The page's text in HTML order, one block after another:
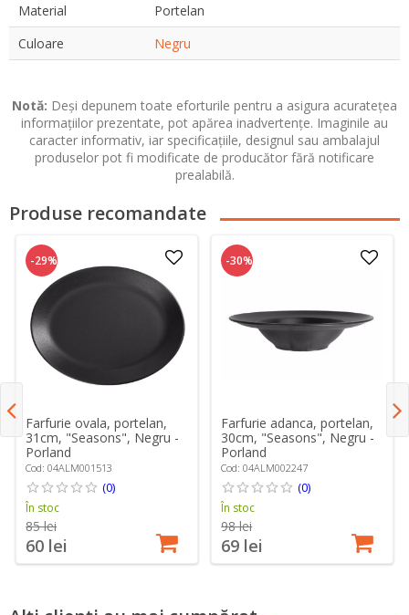
Material
Portelan
Culoare
Negru
Notă: Deși depunem toate eforturile pentru a asigura acuratețea
informațiilor prezentate, pot apărea inadvertențe. Imaginile au
caracter informativ, iar specificațiile, designul sau ambalajul
produselor pot fi modificate de producător fără notificare
prealabilă.
Produse recomandate
-29%
Farfurie ovala, portelan,
31cm, "Seasons", Negru -
Porland
Cod: 04ALM001513
(0)
În stoc
85 lei
60 lei
-30%
Farfurie adanca, portelan,
30cm, "Seasons", Negru -
Porland
Cod: 04ALM002247
(0)
În stoc
98 lei
69 lei